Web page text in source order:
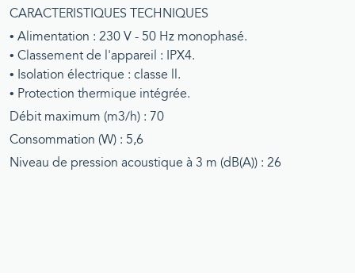
CARACTERISTIQUES TECHNIQUES
• Alimentation : 230 V - 50 Hz monophasé.
• Classement de l'appareil : IPX4.
• Isolation électrique : classe ll.
• Protection thermique intégrée.
Débit maximum (m3/h) : 70
Consommation (W) : 5,6
Niveau de pression acoustique à 3 m (dB(A)) : 26